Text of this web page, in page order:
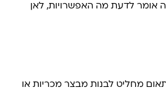
אומר לדעת מה האפשרויות, לאן
מחליט לבנות מבצר מכריות או